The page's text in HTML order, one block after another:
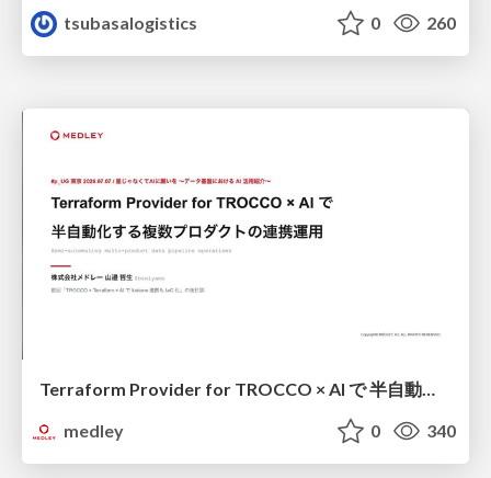
tsubasalogistics 0 260
Terraform Provider for TROCCO × AI で 半自動化する複数プロダクトの連携運用 / Semi-Automating Multi-Product Data Integration Ops with the Terraform Provider for TROCCO × AI
medley
0 340